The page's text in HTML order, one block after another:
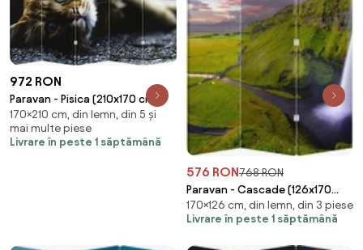
972 RON
Paravan - Pisica (210x170 cm)
170×210 cm, din lemn, din 5 și
mai multe piese
Livrare în peste 1 săptămână
576 RON768 RON
Paravan - Cascade (126x170
cm)
170×126 cm, din lemn, din 3 piese
Livrare în peste 1 săptămână